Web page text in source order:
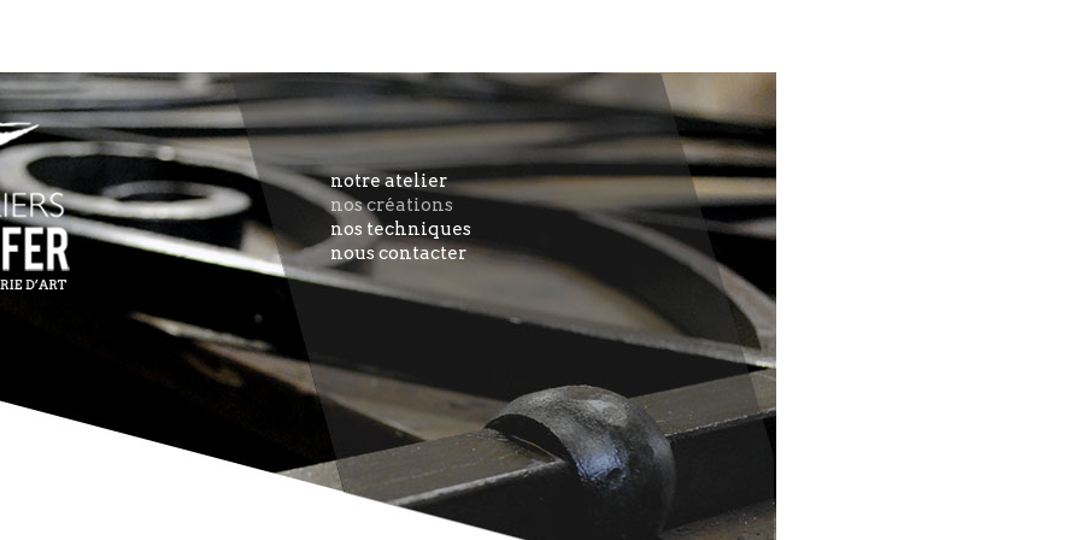
notre atelier
nos créations
nos techniques
nous contacter